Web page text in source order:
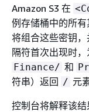
Amazon S3 在
例存储桶中的所
将组合这些密钥
隔符首次出现时
Finance/ 和
符串）返回 / 元
控制台将解释该